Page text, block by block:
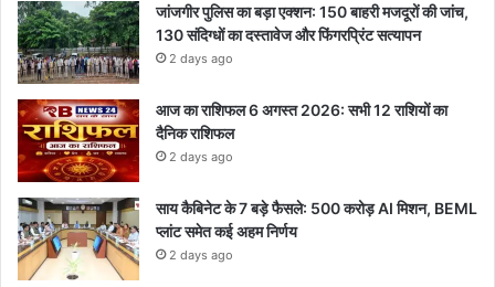
जांजगीर पुलिस का बड़ा एक्शन: 150 बाहरी मजदूरों की जांच,
130 संदिग्धों का दस्तावेज और फिंगरप्रिंट सत्यापन
2 days ago
आज का राशिफल 6 अगस्त 2026: सभी 12 राशियों का
दैनिक राशिफल
2 days ago
साय कैबिनेट के 7 बड़े फैसले: 500 करोड़ AI मिशन, BEML
प्लांट समेत कई अहम निर्णय
2 days ago